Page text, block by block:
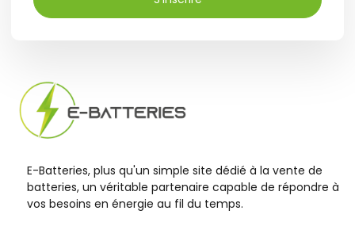
E-Batteries, plus qu'un simple site dédié à la vente de
batteries, un véritable partenaire capable de répondre à
vos besoins en énergie au fil du temps.